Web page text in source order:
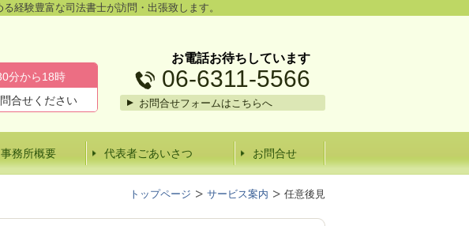
経験豊富な司法書士が訪問・出張致します。
分から18時
合せください
お電話お待ちしています
06-6311-5566
お問合せフォームはこちらへ
事務所概要 代表者ごあいさつ お問合せ
トップページ サービス案内 任意後見